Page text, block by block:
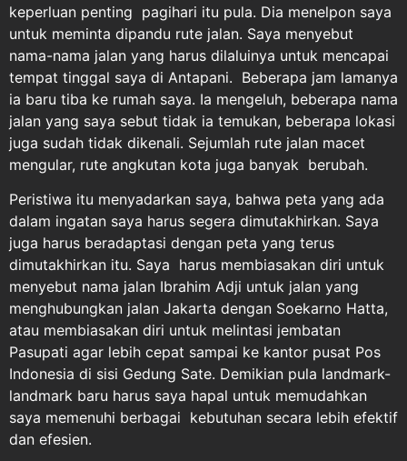
keperluan penting pagihari itu pula. Dia menelpon saya
untuk meminta dipandu rute jalan. Saya menyebut
nama-nama jalan yang harus dilaluinya untuk mencapai
tempat tinggal saya di Antapani. Beberapa jam lamanya
ia baru tiba ke rumah saya. Ia mengeluh, beberapa nama
jalan yang saya sebut tidak ia temukan, beberapa lokasi
juga sudah tidak dikenali. Sejumlah rute jalan macet
mengular, rute angkutan kota juga banyak berubah.
Peristiwa itu menyadarkan saya, bahwa peta yang ada
dalam ingatan saya harus segera dimutakhirkan. Saya
juga harus beradaptasi dengan peta yang terus
dimutakhirkan itu. Saya harus membiasakan diri untuk
menyebut nama jalan Ibrahim Adji untuk jalan yang
menghubungkan jalan Jakarta dengan Soekarno Hatta,
atau membiasakan diri untuk melintasi jembatan
Pasupati agar lebih cepat sampai ke kantor pusat Pos
Indonesia di sisi Gedung Sate. Demikian pula landmark-
landmark baru harus saya hapal untuk memudahkan
saya memenuhi berbagai kebutuhan secara lebih efektif
dan efesien.